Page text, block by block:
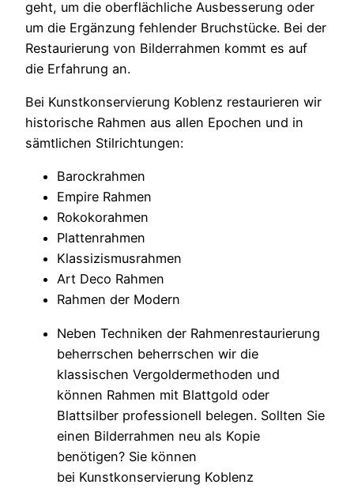
geht, um die oberflächliche Ausbesserung oder
um die Ergänzung fehlender Bruchstücke. Bei der
Restaurierung von Bilderrahmen kommt es auf
die Erfahrung an.
Bei Kunstkonservierung Koblenz restaurieren wir
historische Rahmen aus allen Epochen und in
sämtlichen Stilrichtungen:
Barockrahmen
Empire Rahmen
Rokokorahmen
Plattenrahmen
Klassizismusrahmen
Art Deco Rahmen
Rahmen der Modern
Neben Techniken der Rahmenrestaurierung
beherrschen beherrschen wir die
klassischen Vergoldermethoden und
können Rahmen mit Blattgold oder
Blattsilber professionell belegen. Sollten Sie
einen Bilderrahmen neu als Kopie
benötigen? Sie können
bei Kunstkonservierung Koblenz